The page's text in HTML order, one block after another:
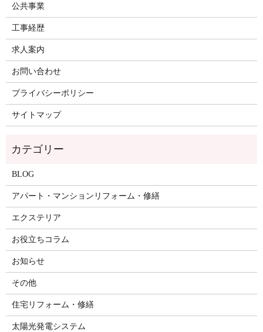
公共事業
工事経歴
求人案内
お問い合わせ
プライバシーポリシー
サイトマップ
BLOG
アパート・マンションリフォーム・修繕
エクステリア
お役立ちコラム
お知らせ
その他
住宅リフォーム・修繕
太陽光発電システム